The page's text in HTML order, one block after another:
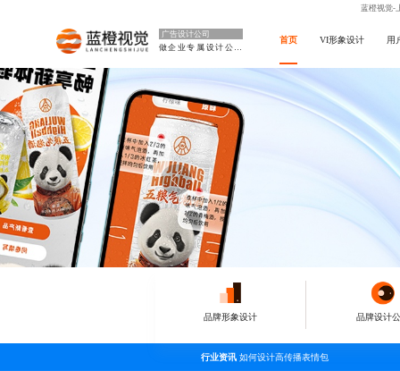
蓝橙视觉-
广告设计公司
做企业专属设计公司
首页 VI形象设计 用
品牌形象设计 品牌设计
行业资讯 如何设计高传播表情包